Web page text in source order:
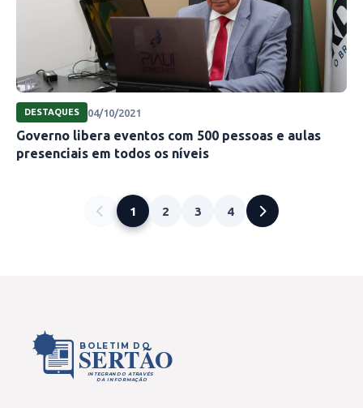
DESTAQUES 04/10/2021
Governo libera eventos com 500 pessoas e aulas
presenciais em todos os níveis
1 2 3 4
BOLETIM DO
SERTÃO
INTEGRANDO ATRAVÉS
DA INFORMAÇÃO